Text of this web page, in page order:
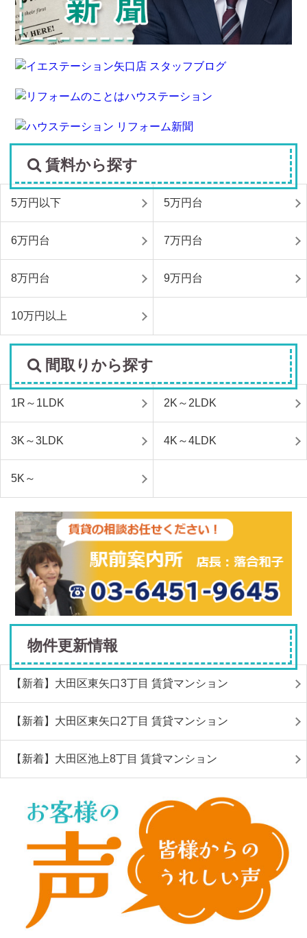
賃料から探す
5万円以下 5万円台
6万円台 7万円台
8万円台 9万円台
10万円以上
間取りから探す
1R～1LDK 2K～2LDK
3K～3LDK 4K～4LDK
5K～
物件更新情報
【新着】大田区東矢口3丁目 賃貸マンション
【新着】大田区東矢口2丁目 賃貸マンション
【新着】大田区池上8丁目 賃貸マンション